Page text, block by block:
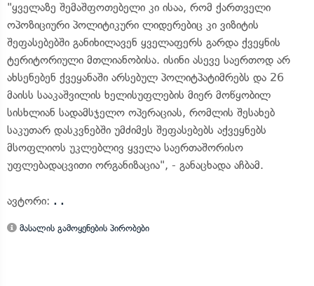
"ყველაზე შემაშფოთებელი კი ისაა, რომ ქართველი
ოპოზიციური პოლიტიკური ლიდერებიც კი ვიზიტის
შეფასებებში განიხილავენ ყველაფერს გარდა ქვეყნის
ტერიტორიული მთლიანობისა. ისინი ასევე საერთოდ არ
ახსენებენ ქვეყანაში არსებულ პოლიტპატიმრებს და 26
მაისს სააკაშვილის ხელისუფლების მიერ მოწყობილ
სისხლიან სადამსჯელო ოპერაციას, რომლის შესახებ
საკუთარ დასკვნებში უმძიმეს შეფასებებს აქვეყნებს
მსოფლიოს უკლებლივ ყველა საერთაშორისო
უფლებადაცვითი ორგანიზაცია", - განაცხადა აჩბამ.
ავტორი: . .
მასალის გამოყენების პირობები